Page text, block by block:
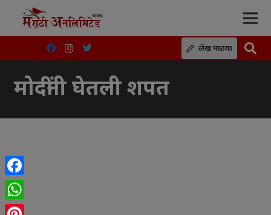
लेख पाठवा
मोदींनी घेतली शपत
Facebook
WhatsApp